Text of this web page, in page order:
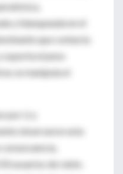
y blanqueada en el
que contacta
el peso
se manipula el
por Li y
observaron esta
usuarios de ratón,